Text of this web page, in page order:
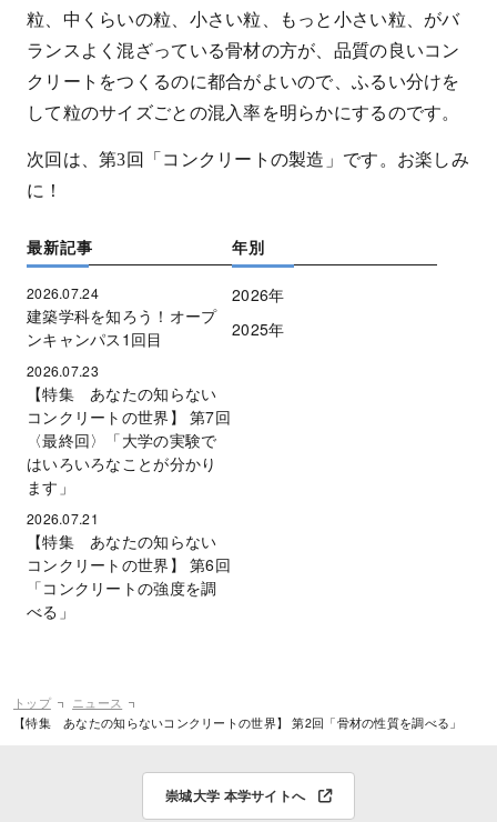
粒、中くらいの粒、小さい粒、もっと小さい粒、がバ
ランスよく混ざっている骨材の方が、品質の良いコン
クリートをつくるのに都合がよいので、ふるい分けを
して粒のサイズごとの混入率を明らかにするのです。
次回は、第3回「コンクリートの製造」です。お楽しみ
に！
最新記事
2026.07.24
建築学科を知ろう！オープ
ンキャンパス1回目
2026.07.23
【特集 あなたの知らない
コンクリートの世界】 第7回
〈最終回〉「大学の実験で
はいろいろなことが分かり
ます」
2026.07.21
【特集 あなたの知らない
コンクリートの世界】 第6回
「コンクリートの強度を調
べる」
年別
2026年
2025年
トップ
ニュース
【特集 あなたの知らないコンクリートの世界】 第2回「骨材の性質を調べる」
崇城大学 本学サイトへ